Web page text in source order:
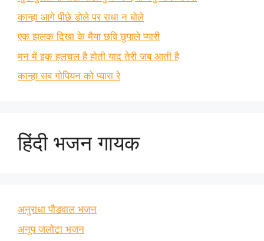
कान्हा आगे पीछे डोले पर राधा न बोले
एक झलक दिखा के मैया छवि छुपाले प्यारी
मन में इक हलचल है होती याद तेरी जब आती है
कान्हा सब गोपियन को प्यारा रे
हिंदी भजन गायक
अनुराधा पौडवाल भजन
अनूप जलोटा भजन